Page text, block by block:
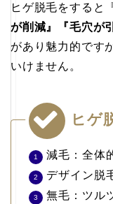
ヒゲ脱毛をすると
が削減』『毛穴が
があり魅力的です
いけません。
ヒゲ
減毛：全体
デザイン脱
無毛：ツル